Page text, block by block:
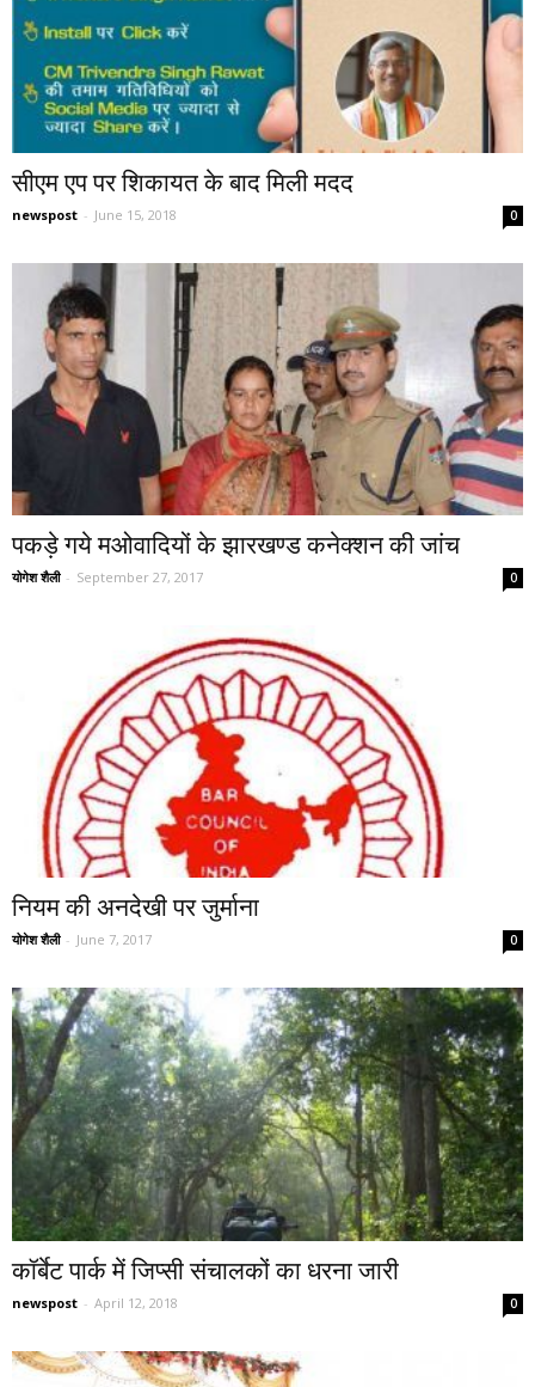
सीएम एप पर शिकायत के बाद मिली मदद
newspost - June 15, 2018 0
पकड़े गये मओवादियों के झारखण्ड कनेक्शन की जांच
योगेश शैली - September 27, 2017 0
नियम की अनदेखी पर जुर्माना
योगेश शैली - June 7, 2017 0
कॉर्बेट पार्क में जिप्सी संचालकों का धरना जारी
newspost - April 12, 2018 0